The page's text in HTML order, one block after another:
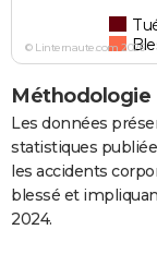
© Linternaute.com 2026
Méthodologie
Les données
statistiques
les accidents
blessé et
2024.